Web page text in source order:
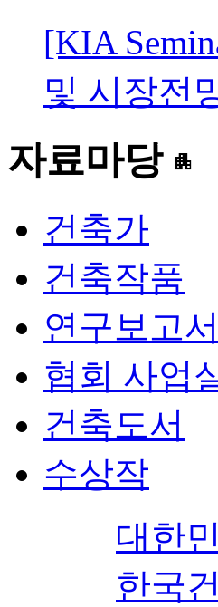
[KIA
및 시장전
자료마당 apartment
건축가
건축작품
연구보고서
협회 사업
건축도서
수상작
대한
한국